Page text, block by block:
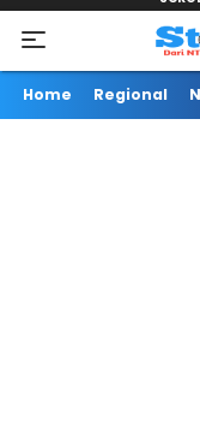
Dari
Home Regional